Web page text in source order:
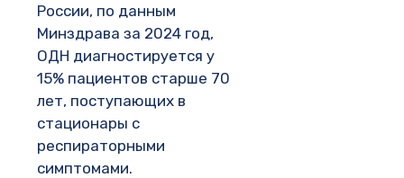
России, по данным
Минздрава за 2024 год,
ОДН диагностируется у
15% пациентов старше 70
лет, поступающих в
стационары с
респираторными
симптомами.